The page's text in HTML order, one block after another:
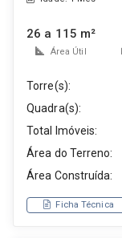
26 a 115 m²
Área Útil
Torre(s):
Quadra(s):
Total Imóveis:
Área do Terreno:
Área Construída:
Ficha Técnica